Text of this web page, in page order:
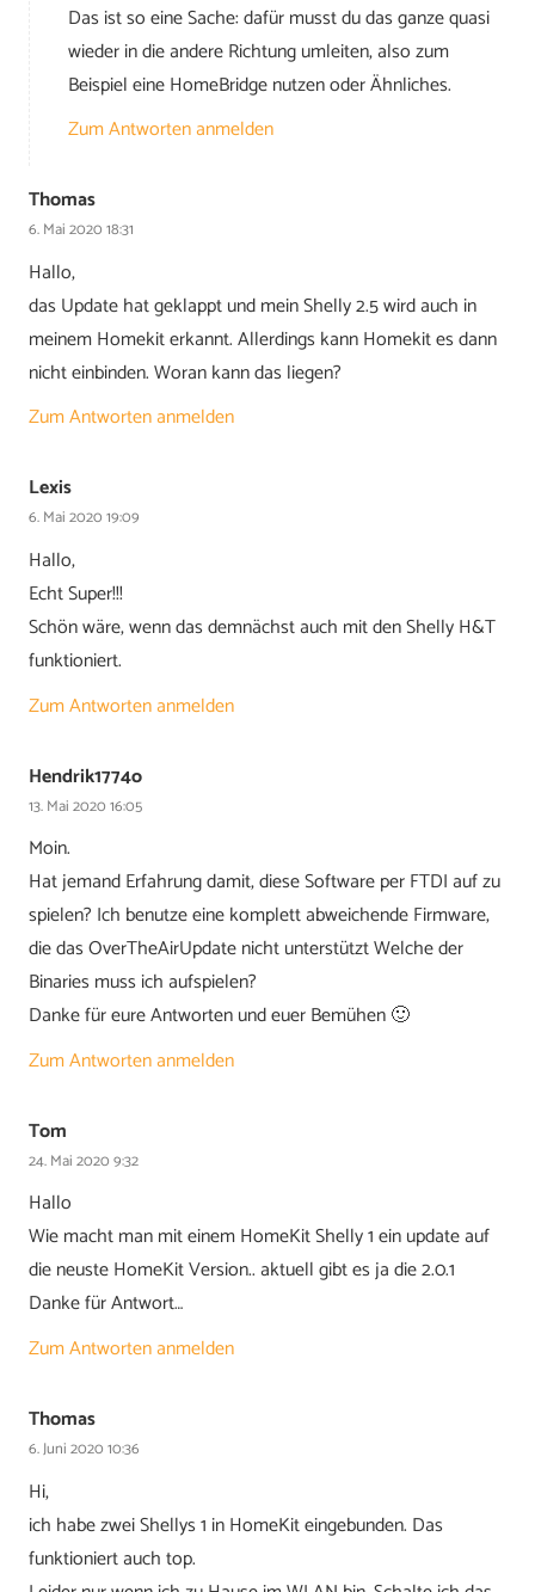
Das ist so eine Sache: dafür musst du das ganze quasi
wieder in die andere Richtung umleiten, also zum
Beispiel eine HomeBridge nutzen oder Ähnliches.
Zum Antworten anmelden
Thomas
6. Mai 2020 18:31
Hallo,
das Update hat geklappt und mein Shelly 2.5 wird auch in
meinem Homekit erkannt. Allerdings kann Homekit es dann
nicht einbinden. Woran kann das liegen?
Zum Antworten anmelden
Lexis
6. Mai 2020 19:09
Hallo,
Echt Super!!!
Schön wäre, wenn das demnächst auch mit den Shelly H&T
funktioniert.
Zum Antworten anmelden
Hendrik1774o
13. Mai 2020 16:05
Moin.
Hat jemand Erfahrung damit, diese Software per FTDI auf zu
spielen? Ich benutze eine komplett abweichende Firmware,
die das OverTheAirUpdate nicht unterstützt Welche der
Binaries muss ich aufspielen?
Danke für eure Antworten und euer Bemühen 🙂
Zum Antworten anmelden
Tom
24. Mai 2020 9:32
Hallo
Wie macht man mit einem HomeKit Shelly 1 ein update auf
die neuste HomeKit Version.. aktuell gibt es ja die 2.0.1
Danke für Antwort…
Zum Antworten anmelden
Thomas
6. Juni 2020 10:36
Hi,
ich habe zwei Shellys 1 in HomeKit eingebunden. Das
funktioniert auch top.